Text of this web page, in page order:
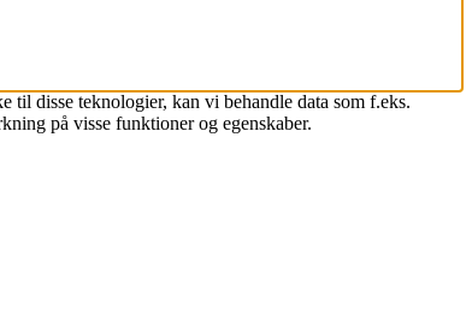
til disse teknologier, kan vi behandle data som f.eks.
på visse funktioner og egenskaber.